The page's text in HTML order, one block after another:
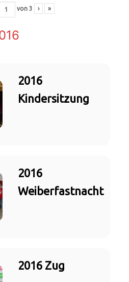
von 3 › »
2016
Kindersitzung
2016
Weiberfastnacht
2016 Zug